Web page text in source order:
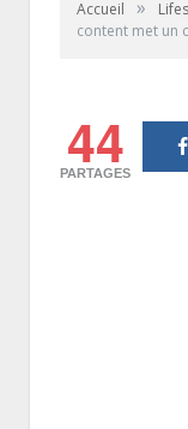
Accueil »
content met un
44
PARTAGES